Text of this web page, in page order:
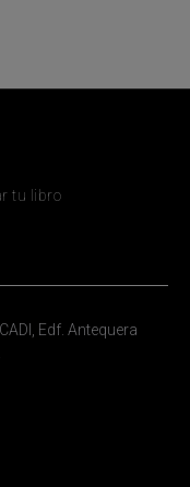
tu libro
Edf. Antequera